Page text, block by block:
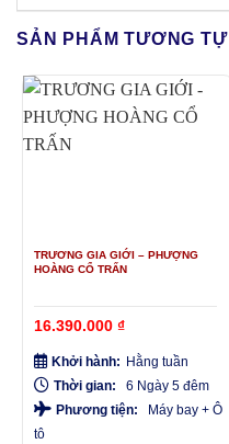
SẢN PHẨM TƯƠNG TỰ
TRƯƠNG GIA GIỚI – PHƯỢNG
HOÀNG CỔ TRẤN
16.390.000 ₫
Khởi hành: Hằng tuần
Thời gian:
6 Ngày 5 đêm
Phương tiện:
Máy bay + Ô
tô